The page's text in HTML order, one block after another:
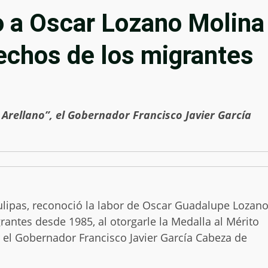
a Oscar Lozano Molina
de los migrantes
el Gobernador Francisco Javier García
reconoció la labor de Oscar Guadalupe Lozano
desde 1985, al otorgarle la Medalla al Mérito
Gobernador Francisco Javier García Cabeza de